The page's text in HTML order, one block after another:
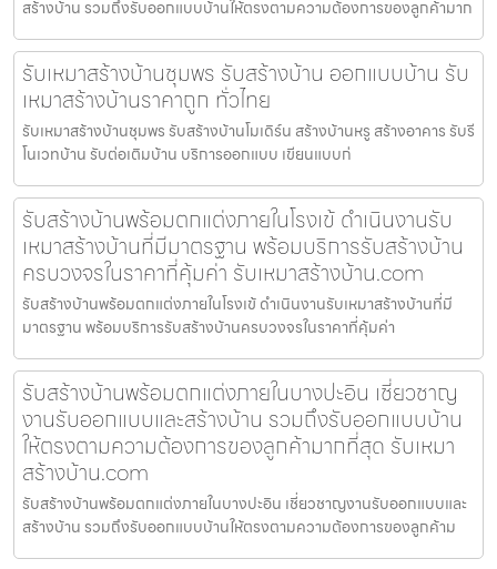
สร้างบ้าน รวมถึงรับออกแบบบ้านให้ตรงตามความต้องการของลูกค้ามาก
รับเหมาสร้างบ้านชุมพร รับสร้างบ้าน ออกแบบบ้าน รับ
เหมาสร้างบ้านราคาถูก ทั่วไทย
รับเหมาสร้างบ้านชุมพร รับสร้างบ้านโมเดิร์น สร้างบ้านหรู สร้างอาคาร รับรี
โนเวทบ้าน รับต่อเติมบ้าน บริการออกแบบ เขียนแบบก่
รับสร้างบ้านพร้อมตกแต่งภายในโรงเข้ ดำเนินงานรับ
เหมาสร้างบ้านที่มีมาตรฐาน พร้อมบริการรับสร้างบ้าน
ครบวงจรในราคาที่คุ้มค่า รับเหมาสร้างบ้าน.com
รับสร้างบ้านพร้อมตกแต่งภายในโรงเข้ ดำเนินงานรับเหมาสร้างบ้านที่มี
มาตรฐาน พร้อมบริการรับสร้างบ้านครบวงจรในราคาที่คุ้มค่า
รับสร้างบ้านพร้อมตกแต่งภายในบางปะอิน เชี่ยวชาญ
งานรับออกแบบและสร้างบ้าน รวมถึงรับออกแบบบ้าน
ให้ตรงตามความต้องการของลูกค้ามากที่สุด รับเหมา
สร้างบ้าน.com
รับสร้างบ้านพร้อมตกแต่งภายในบางปะอิน เชี่ยวชาญงานรับออกแบบและ
สร้างบ้าน รวมถึงรับออกแบบบ้านให้ตรงตามความต้องการของลูกค้าม